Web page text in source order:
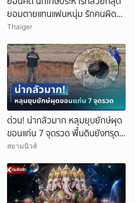
ยอมตายแทนแฟนหนุ่ม รักคนผิด
ชีวิตดิ่งเหว
Thaiger
ด่วน! น่ากลัวมาก หลุมยุบยักษ์ผุด
ขอนแก่น 7 จุดรวด พื้นดินยังทรุด
ไม่หยุด ชาวบ้านผวาหนัก
สยามนิวส์